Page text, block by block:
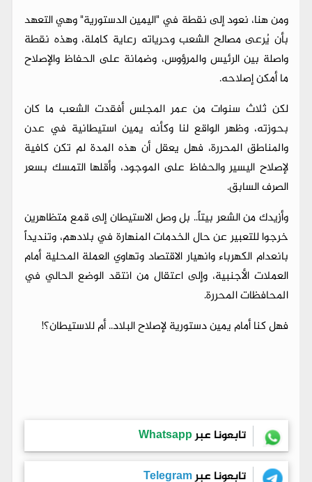
ومن هنا، نعود إلى نقطة في "اليمين الدستورية" وهي التعهد
بأن يُرعى مصالح الشعب وحرياته رعاية كاملة، وهذه نقطة
واصلة بين الرئيس والمرؤوس، وضمانة على الحفاظ والإصلاح
ما أمكن إصلاحه.
لكن ثلاث سنوات من عمر المجلس أفقدت الشعب ما كان
بحوزته، وظهر الواقع لنا وكأنه يمين استيطانية في عدن
والمناطق المحررة، فهل يعقل أن هذه المدة لم تكن كافية
لإصلاح اليسير والحفاظ على الموجود، وأقلها التمسك بسعر
الصرف السابق.
وأزيدك من الشعر بيتاً.. بل وصل الاستيطان إلى قمع متظاهرين
خرجوا للتعبير عن حال الخدمات المنهارة في بلادهم، وتنديداً
بانعدام الكهرباء وانهيار الاقتصاد وتهاوي العملة المحلية أمام
العملات الأجنبية، وإلى اعتقال من انتقد الوضع الحالي في
المحافظات المحررة.
فهل كنا أمام يمين دستورية لإصلاح البلاد.. أم للاستيطان؟!
تابعونا عبرWhatsapp
تابعونا عبرTelegram